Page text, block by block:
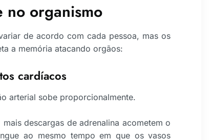
no organismo
de acordo com cada pessoa, mas os
a memória atacando orgãos:
cardíacos
arterial sobe proporcionalmente.
descargas de adrenalina acometem o
ao mesmo tempo em que os vasos